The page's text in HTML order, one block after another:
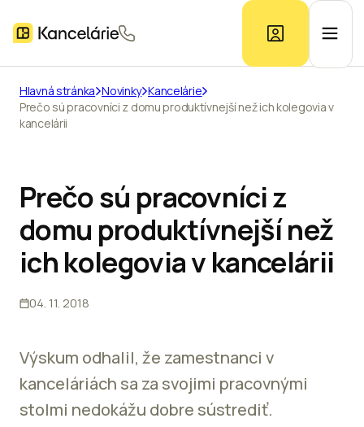
Ponuka kancelárií
Kontakt
Hlavná stránka Novinky Kancelárie
Prečo sú pracovníci z domu produktívnejší než ich kolegovia v
kancelárii
Prečo sú pracovníci z
domu produktívnejší než
ich kolegovia v kancelárii
04. 11. 2018
Výskum odhalil, že zamestnanci v
kanceláriách sa za svojimi pracovnými
stolmi nedokážu dobre sústrediť.